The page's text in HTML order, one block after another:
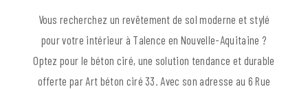
Vous recherchez un revêtement de sol moderne et stylé
pour votre intérieur à Talence en Nouvelle-Aquitaine ?
Optez pour le béton ciré, une solution tendance et durable
offerte par Art béton ciré 33. Avec son adresse au 6 Rue